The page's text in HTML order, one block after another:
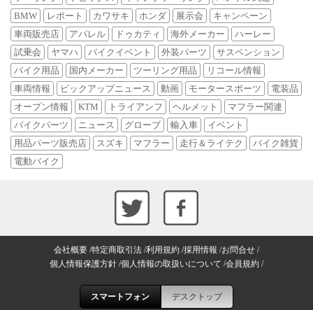
BMW
レポート カワサキ ホンダ 展示会
キャンペーン
車両販売店
アパレル ドゥカティ 海外メーカー
ハーレー
試乗会
ヤマハ バイクイベント 外装パーツ
サスペンション
バイク用品
国内メーカー ツーリング用品
リコール情報
車両情報
ピックアップニュース 動画 モータースポーツ
電装品
オープン情報
KTM トライアンフ ヘルメット
マフラー関連
バイクパーツ
ニュース グローブ 輸入車
イベント
用品パーツ販売店
スズキ マフラー 走行＆ライテク
バイク雑貨
電動バイク
会社概要 特定商取引法 利用規約 採用情報 お問合せ
個人情報保護方針 個人情報の取扱いについて 会員規約
スマートフォン デスクトップ